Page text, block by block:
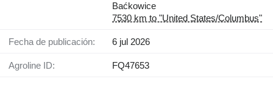
Baćkowice
7530 km to "United States/Columbus"
Fecha de publicación: 6 jul 2026
Agroline ID: FQ47653